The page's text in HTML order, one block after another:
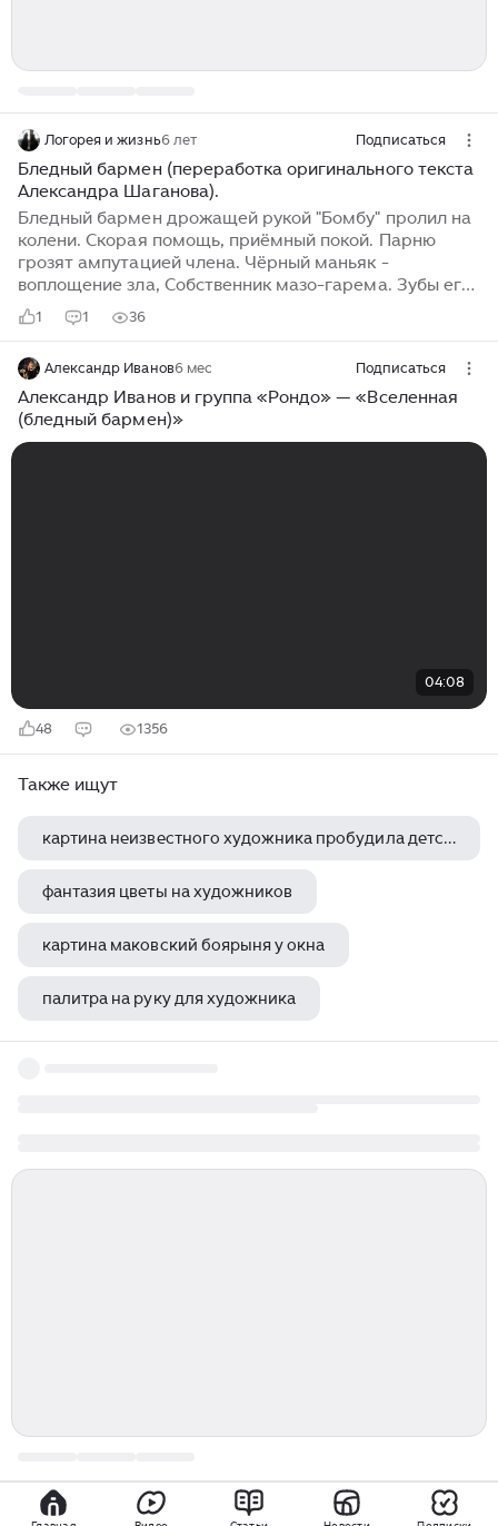
Логорея и жизнь6 лет Подписаться
Бледный бармен (переработка оригинального текста
Александра Шаганова).
Бледный бармен дрожащей рукой "Бомбу" пролил на
колени. Скорая помощь, приёмный покой. Парню
грозят ампутацией члена. Чёрный маньяк -
воплощение зла, Собственник мазо-гарема. Зубы его,
словно бензопила Та, чем пилят причиндалы
бармена. Старый индюк, не топчащий кур, В суп
дур, Есть бегут суп в бар бедняги бармена. Тусклый
закат в бутылок стекле...
1 1 36
Александр Иванов6 мес Подписаться
Александр Иванов и группа «Рондо» — «Вселенная
(бледный бармен)»
04:08
48 1356
Также ищут
картина неизвестного художника пробудила детские
фантазия цветы на художников
картина маковский боярыня у окна
палитра на руку для художника